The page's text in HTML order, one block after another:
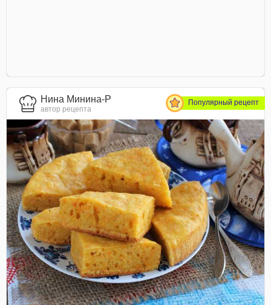
Нина Минина-Р
автор рецепта
Популярный рецепт